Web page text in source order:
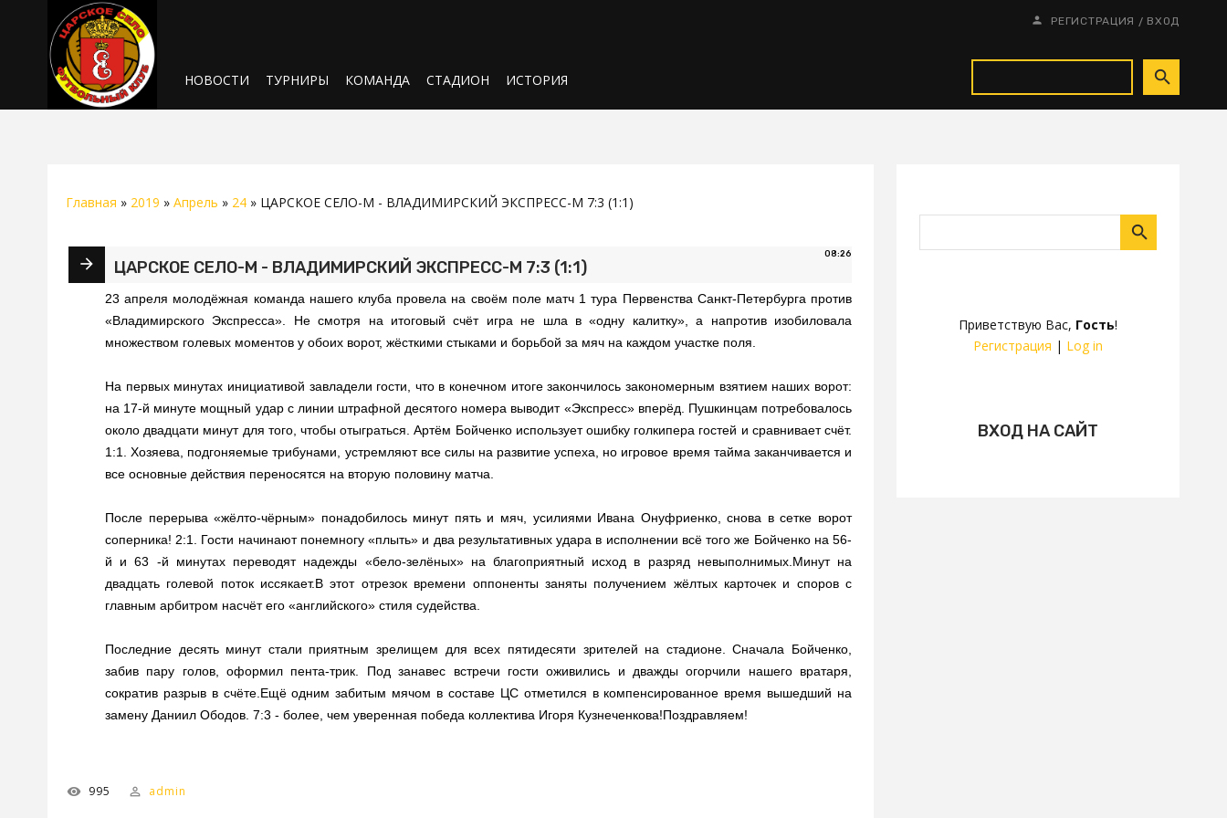
РЕГИСТРАЦИЯ / ВХОД
НОВОСТИ ТУРНИРЫ КОМАНДА СТАДИОН ИСТОРИЯ
Приветствую Вас, Гость!
Регистрация | Log in
ВХОД НА САЙТ
Главная » 2019 » Апрель » 24 » ЦАРСКОЕ СЕЛО-М - ВЛАДИМИРСКИЙ ЭКСПРЕСС-М 7:3 (1:1)
08:26
ЦАРСКОЕ СЕЛО-М - ВЛАДИМИРСКИЙ ЭКСПРЕСС-М 7:3 (1:1)
23 апреля молодёжная команда нашего клуба провела на своём поле матч 1 тура Первенства Санкт-Петербурга против
«Владимирского Экспресса». Не смотря на итоговый счёт игра не шла в «одну калитку», а напротив изобиловала
множеством голевых моментов у обоих ворот, жёсткими стыками и борьбой за мяч на каждом участке поля.
На первых минутах инициативой завладели гости, что в конечном итоге закончилось закономерным взятием наших ворот:
на 17-й минуте мощный удар с линии штрафной десятого номера выводит «Экспресс» вперёд. Пушкинцам потребовалось
около двадцати минут для того, чтобы отыграться. Артём Бойченко использует ошибку голкипера гостей и сравнивает счёт.
1:1. Хозяева, подгоняемые трибунами, устремляют все силы на развитие успеха, но игровое время тайма заканчивается и
все основные действия переносятся на вторую половину матча.
После перерыва «жёлто-чёрным» понадобилось минут пять и мяч, усилиями Ивана Онуфриенко, снова в сетке ворот
соперника! 2:1. Гости начинают понемногу «плыть» и два результативных удара в исполнении всё того же Бойченко на 56-
й и 63 -й минутах переводят надежды «бело-зелёных» на благоприятный исход в разряд невыполнимых.Минут на
двадцать голевой поток иссякает.В этот отрезок времени оппоненты заняты получением жёлтых карточек и споров с
главным арбитром насчёт его «английского» стиля судейства.
Последние десять минут стали приятным зрелищем для всех пятидесяти зрителей на стадионе. Сначала Бойченко,
забив пару голов, оформил пента-трик. Под занавес встречи гости оживились и дважды огорчили нашего вратаря,
сократив разрыв в счёте.Ещё одним забитым мячом в составе ЦС отметился в компенсированное время вышедший на
замену Даниил Ободов. 7:3 - более, чем уверенная победа коллектива Игоря Кузнеченкова!Поздравляем!
995 admin